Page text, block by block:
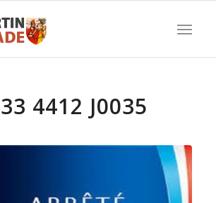
4412 J0035